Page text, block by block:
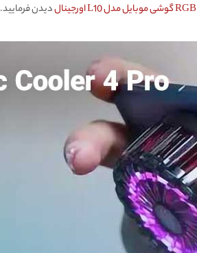
دیدن فرمایید.